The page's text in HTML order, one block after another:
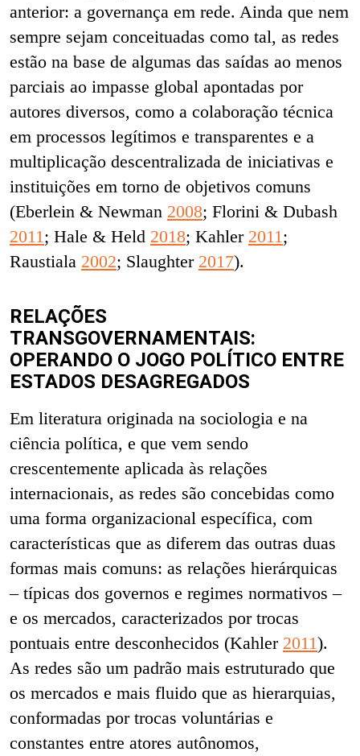
anterior: a governança em rede. Ainda que nem
sempre sejam conceituadas como tal, as redes
estão na base de algumas das saídas ao menos
parciais ao impasse global apontadas por
autores diversos, como a colaboração técnica
em processos legítimos e transparentes e a
multiplicação descentralizada de iniciativas e
instituições em torno de objetivos comuns
(Eberlein & Newman 2008; Florini & Dubash
2011 ; Hale & Held 2018; Kahler 2011 ;
Raustiala 2002; Slaughter 2017).
RELAÇÕES
TRANSGOVERNAMENTAIS:
OPERANDO O JOGO POLÍTICO ENTRE
ESTADOS DESAGREGADOS
Em literatura originada na sociologia e na
ciência política, e que vem sendo
crescentemente aplicada às relações
internacionais, as redes são concebidas como
uma forma organizacional específica, com
características que as diferem das outras duas
formas mais comuns: as relações hierárquicas
– típicas dos governos e regimes normativos –
e os mercados, caracterizados por trocas
pontuais entre desconhecidos (Kahler 2011).
As redes são um padrão mais estruturado que
os mercados e mais fluido que as hierarquias,
conformadas por trocas voluntárias e
constantes entre atores autônomos,